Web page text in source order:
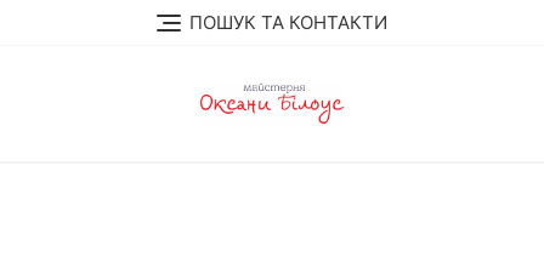
ПОШУК ТА КОНТАКТИ